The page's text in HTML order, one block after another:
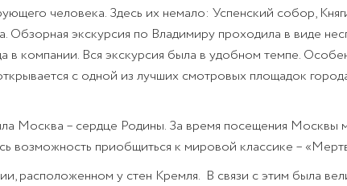
человека. Здесь их немало: Успенский собор,
Обзорная экскурсия по Владимиру проходила в виде
в компании. Вся экскурсия была в удобном темпе.
с одной из лучших смотровых площадок
Москва – сердце Родины. За время посещения
возможность приобщиться к мировой классике –
расположенном у стен Кремля. В связи с этим была